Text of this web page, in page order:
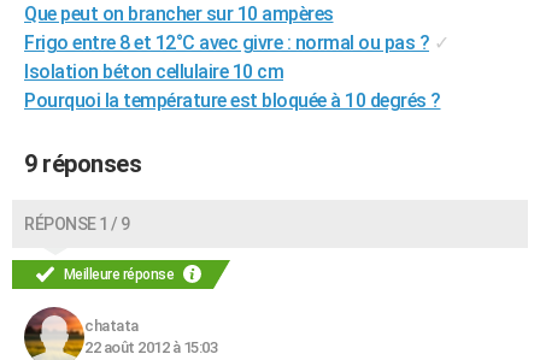
Carte de Noël
Carte Bonne année
Carte Saint-Valentin
Carte Pâques
Carte d'anniversaire
DICTIONNAIRE
Dictionnaire
Biographies
Citations
Expressions
Proverbes
PROGRAMME TV
S'inscrire
Se connecter
Lycées
Collèges
Primaires
Universités
Entreprises
Service militaire
Avis de recherche
FORUM
Bricolage
Lifestyle
Culture
Sport
Auto
Television
Voyage
Cinema
Que peut on brancher sur 10 ampères
Frigo entre 8 et 12°C avec givre : normal ou pas ? ✓
Isolation béton cellulaire 10 cm
Pourquoi la température est bloquée à 10 degrés ?
9 réponses
RÉPONSE 1 / 9
Meilleure réponse
chatata
22 août 2012 à 15:03